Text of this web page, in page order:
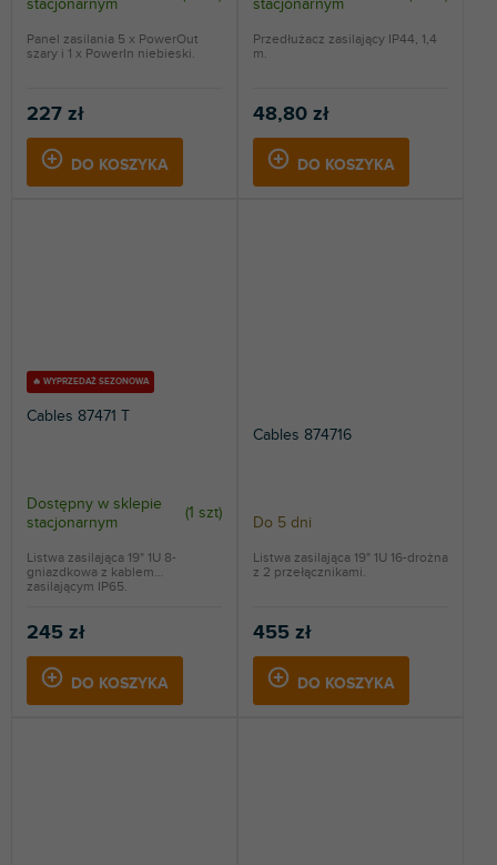
227 zł
DO KOSZYKA
Panel zasilania 5 x PowerOut
szary i 1 x PowerIn niebieski.
48,80 zł
DO KOSZYKA
Przedłużacz zasilający IP44, 1,4
m.
🔥 WYPRZEDAŻ SEZONOWA
Cables 87471 T
Dostępny w sklepie
stacjonarnym
(1 szt)
245 zł
DO KOSZYKA
Listwa zasilająca 19" 1U 8-
gniazdkowa z kablem
zasilającym IP65.
Cables 874716
Do 5 dni
455 zł
DO KOSZYKA
Listwa zasilająca 19" 1U 16-drożna
z 2 przełącznikami.